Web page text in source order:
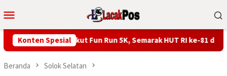
ke
Mobile
Konten Spesial
Franky Wongkar Ikut Fun Run 5K, Semarak HUT RI ke-81 di
Beranda Solok Selatan